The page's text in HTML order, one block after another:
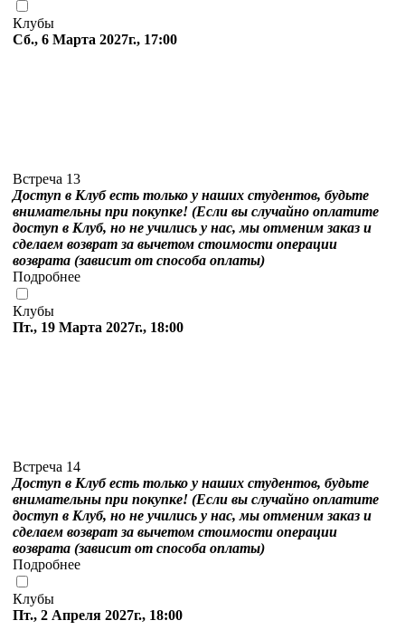
Клубы
Сб., 6 Марта 2027г., 17:00
Встреча 13
Доступ в Клуб есть только у наших студентов, будьте
внимательны при покупке! (Если вы случайно оплатите
доступ в Клуб, но не учились у нас, мы отменим заказ и
сделаем возврат за вычетом стоимости операции
возврата (зависит от способа оплаты)
Подробнее
Клубы
Пт., 19 Марта 2027г., 18:00
Встреча 14
Доступ в Клуб есть только у наших студентов, будьте
внимательны при покупке! (Если вы случайно оплатите
доступ в Клуб, но не учились у нас, мы отменим заказ и
сделаем возврат за вычетом стоимости операции
возврата (зависит от способа оплаты)
Подробнее
Клубы
Пт., 2 Апреля 2027г., 18:00